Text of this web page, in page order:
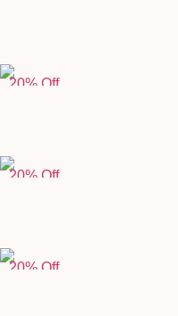
20% Off
20% Off
20% Off